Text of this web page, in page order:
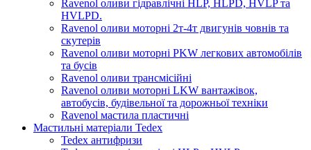
Ravenol оливи гідравлічні HLP, HLPD, HVLP та
HVLPD.
Ravenol оливи моторні 2т-4т двигунів човнів та
скутерів
Ravenol оливи моторні PKW легкових автомобілів
та бусів
Ravenol оливи трансмісійні
Ravenol оливи моторні LKW вантажівок,
автобусів, будівельної та дорожньої техніки
Ravenol мастила пластичні
Мастильні матеріали Tedex
Tedex антифризи